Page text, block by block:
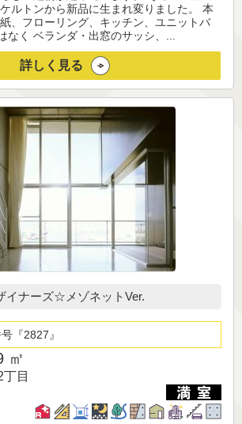
ルトンから新品に生まれ変りました。 本
、フローリング、キッチン、ユニットバ
なく ベランダ・出窓のサッシ、...
詳しく見る
イナーズ☆メゾネットVer.
2827
㎡
目